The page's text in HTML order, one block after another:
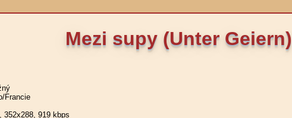
Mezi supy (Unter Geiern)
Francie
352x288, 919 kbps